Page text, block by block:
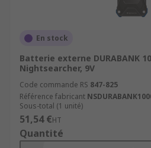
En stock
Batterie externe DURABANK
Nightsearcher, 9V
Code commande RS 847-825
Référence fabricant
Sous-total (1 unité)
51,54 €HT
Quantité